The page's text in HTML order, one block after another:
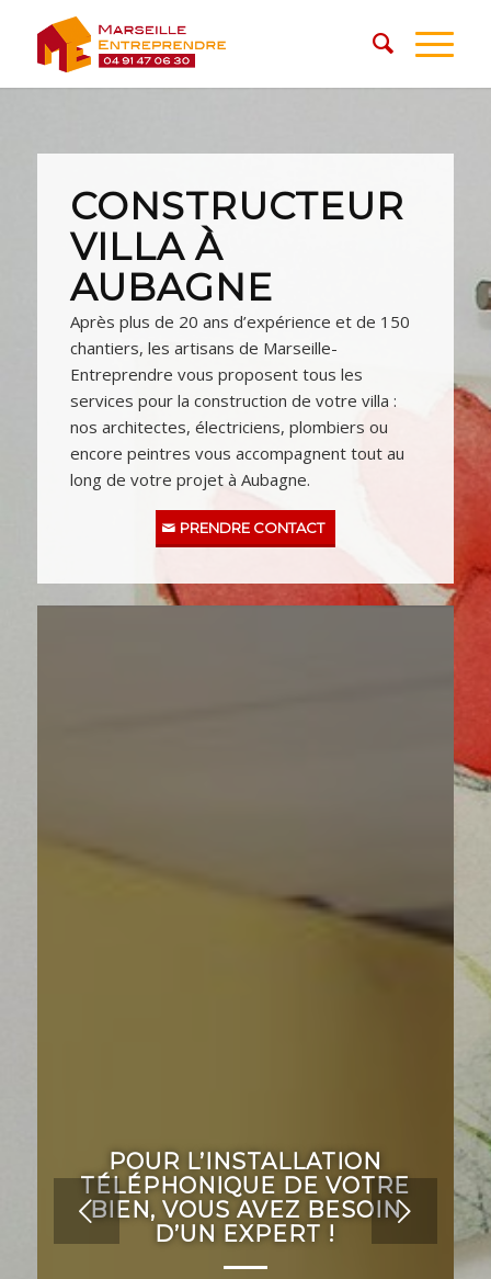
CONSTRUCTEUR
VILLA À
AUBAGNE
Après plus de 20 ans d’expérience et de 150
chantiers, les artisans de Marseille-
Entreprendre vous proposent tous les
services pour la construction de votre villa :
nos architectes, électriciens, plombiers ou
encore peintres vous accompagnent tout au
long de votre projet à Aubagne.
PRENDRE CONTACT
POUR L’INSTALLATION
TÉLÉPHONIQUE DE VOTRE
BIEN, VOUS AVEZ BESOIN
D’UN EXPERT !
DE BONNES FONDATIONS
POUR VOTRE MAISON :
L’ASSURANCE D’UN FUTUR
SOLIDE
Suivant